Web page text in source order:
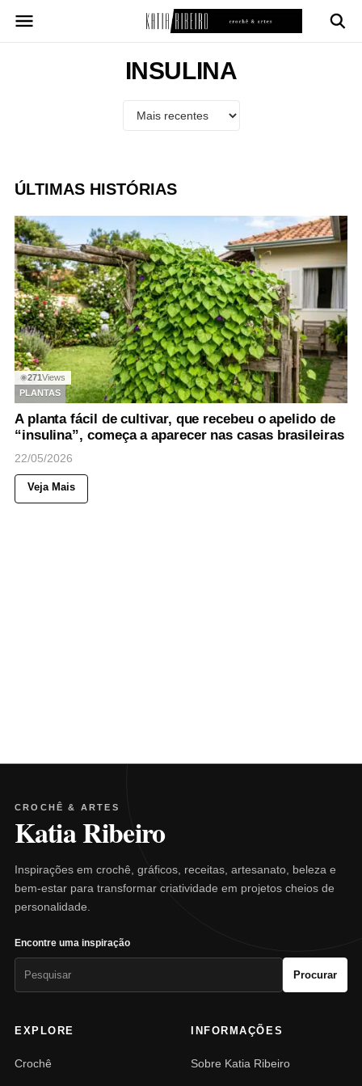
para
INSULINA
ÚLTIMAS HISTÓRIAS
◉271Views
PLANTAS
A planta fácil de cultivar, que recebeu o apelido de
“insulina”, começa a aparecer nas casas brasileiras
22/05/2026
Veja Mais
CROCHÊ & ARTES
Katia Ribeiro
Inspirações em crochê, gráficos, receitas, artesanato, beleza e
bem-estar para transformar criatividade em projetos cheios de
personalidade.
Encontre uma inspiração
Procurar
EXPLORE
Crochê
INFORMAÇÕES
Sobre Katia Ribeiro